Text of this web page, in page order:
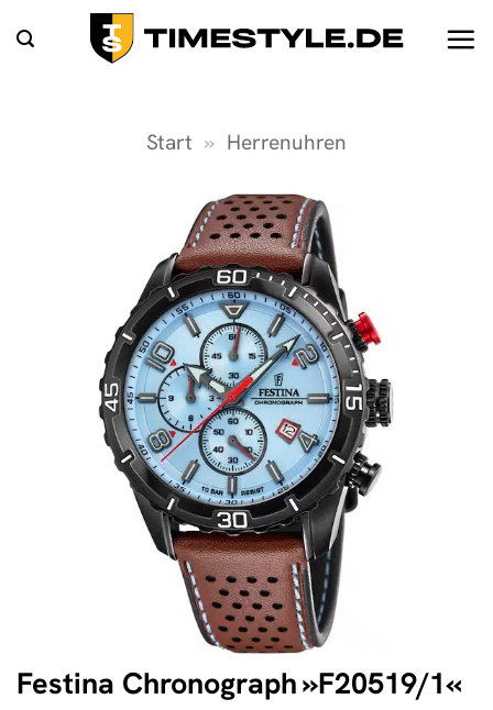
Inhalt
Start » Herrenuhren
Festina Chronograph »F20519/1«